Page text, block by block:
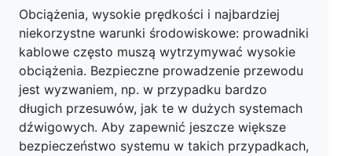
Obciążenia, wysokie prędkości i najbardziej
niekorzystne warunki środowiskowe: prowadniki
kablowe często muszą wytrzymywać wysokie
obciążenia. Bezpieczne prowadzenie przewodu
jest wyzwaniem, np. w przypadku bardzo
długich przesuwów, jak te w dużych systemach
dźwigowych. Aby zapewnić jeszcze większe
bezpieczeństwo systemu w takich przypadkach,